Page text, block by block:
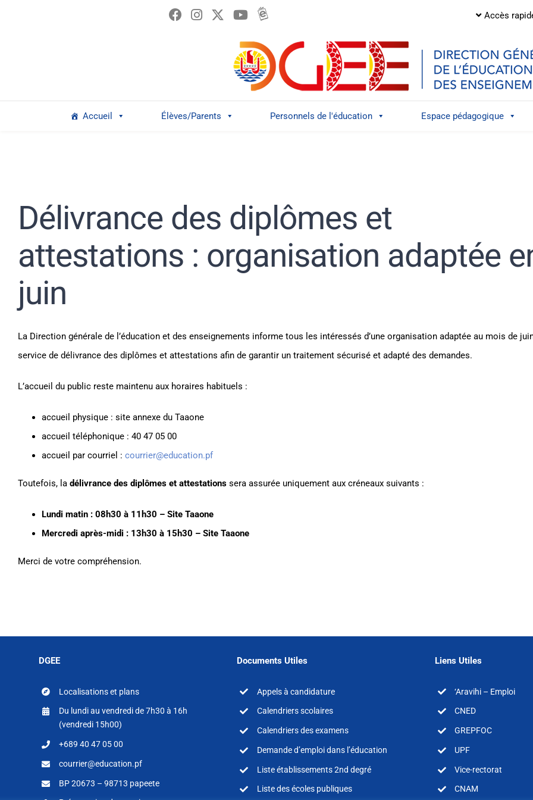
Accès
Accueil Élèves/Parents Personnels de l'éducation Espace pédagogique
Délivrance des diplômes et
attestations : organisation adaptée
juin
La Direction générale de l’éducation et des enseignements informe tous les intéressés d’une organisation adaptée au mois de
service de délivrance des diplômes et attestations afin de garantir un traitement sécurisé et adapté des demandes.
L’accueil du public reste maintenu aux horaires habituels :
accueil physique : site annexe du Taaone
accueil téléphonique : 40 47 05 00
accueil par courriel : courrier@education.pf
Toutefois, la délivrance des diplômes et attestations sera assurée uniquement aux créneaux suivants :
Lundi matin : 08h30 à 11h30 – Site Taaone
Mercredi après-midi : 13h30 à 15h30 – Site Taaone
Merci de votre compréhension.
DGEE
Localisations et plans
Du lundi au vendredi de 7h30 à 16h
(vendredi 15h00)
+689 40 47 05 00
courrier@education.pf
BP 20673 – 98713 papeete
Documents Utiles
Appels à candidature
Calendriers scolaires
Calendriers des examens
Demande d’emploi dans l’éducation
Liste établissements 2nd degré
Liste des écoles publiques
Liens Utiles
‘Aravihi – Emploi
CNED
GREPFOC
UPF
Vice-rectorat
CNAM